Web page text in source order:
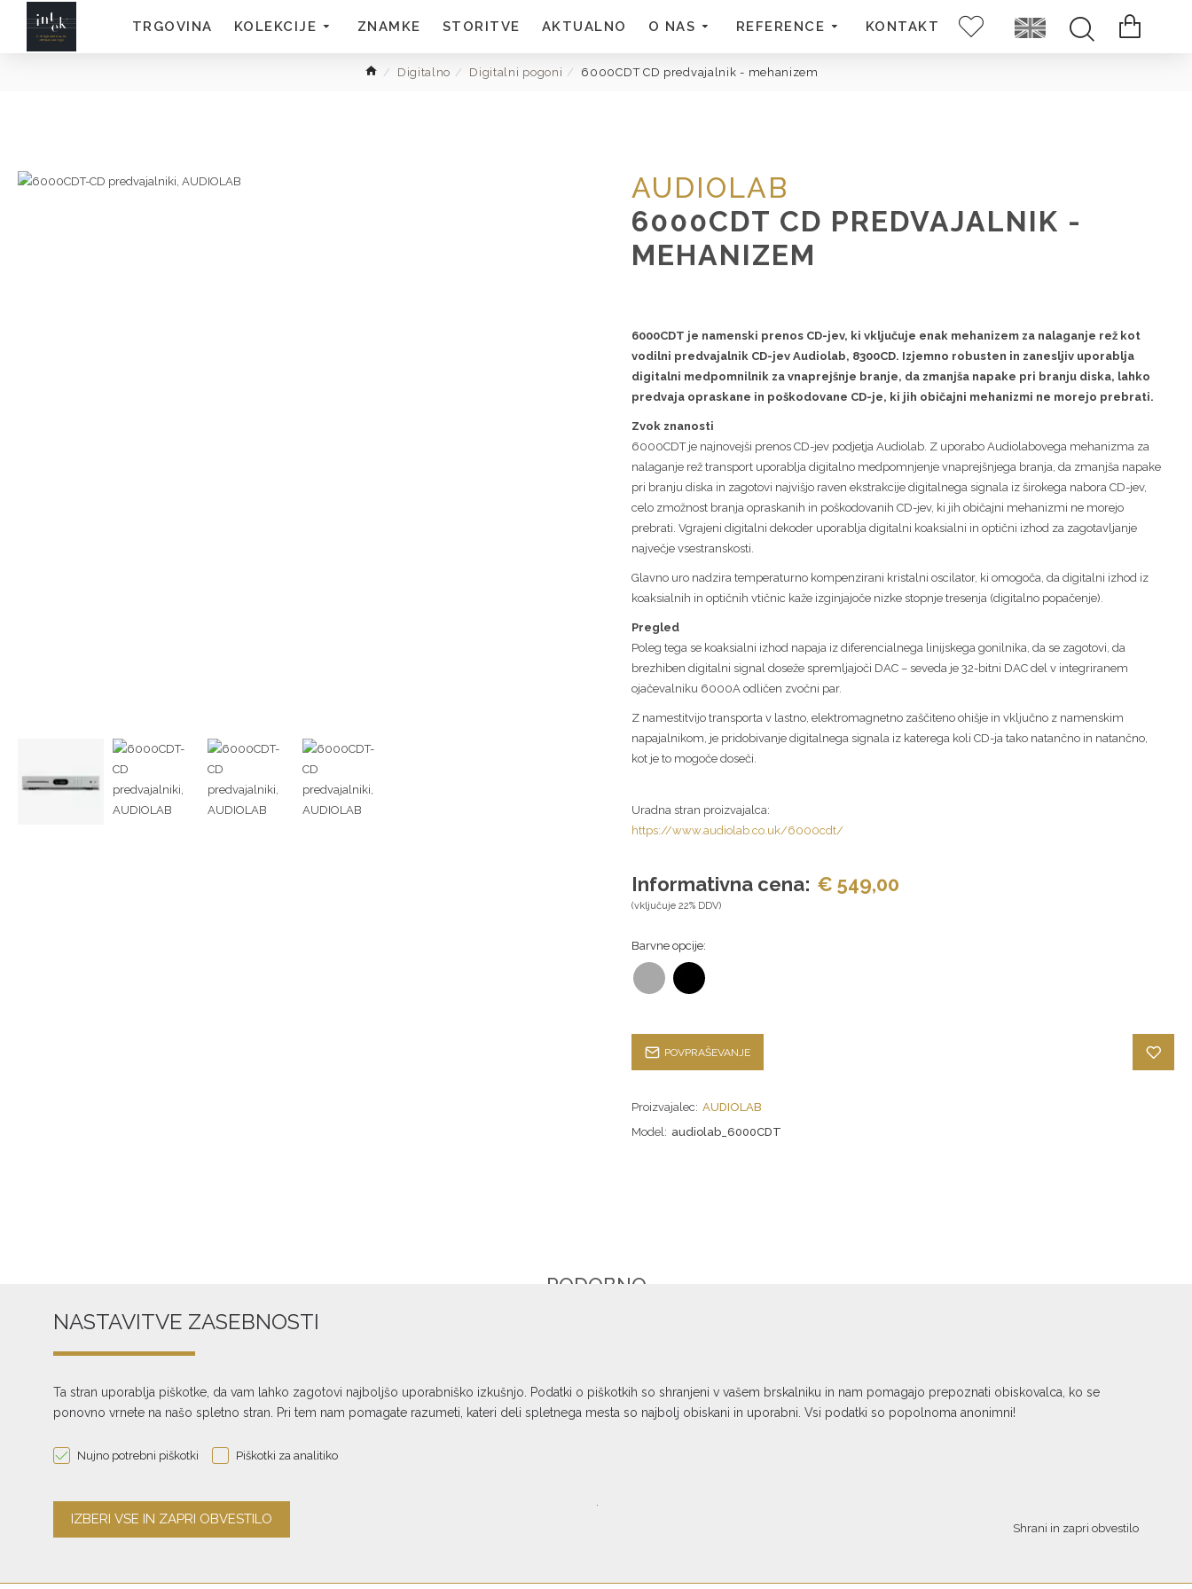
TRGOVINA KOLEKCIJE ZNAMKE STORITVE AKTUALNO O NAS REFERENCE KONTAKT
Digitalno Digitalni pogoni 6000CDT CD predvajalnik - mehanizem
AUDIOLAB
6000CDT CD PREDVAJALNIK -
MEHANIZEM
6000CDT je namenski prenos CD-jev, ki vključuje enak mehanizem za nalaganje rež kot
vodilni predvajalnik CD-jev Audiolab, 8300CD. Izjemno robusten in zanesljiv uporablja
digitalni medpomnilnik za vnaprejšnje branje, da zmanjša napake pri branju diska, lahko
predvaja opraskane in poškodovane CD-je, ki jih običajni mehanizmi ne morejo prebrati.
Zvok znanosti
6000CDT je najnovejši prenos CD-jev podjetja Audiolab. Z uporabo Audiolabovega mehanizma za
nalaganje rež transport uporablja digitalno medpomnjenje vnaprejšnjega branja, da zmanjša napake
pri branju diska in zagotovi najvišjo raven ekstrakcije digitalnega signala iz širokega nabora CD-jev,
celo zmožnost branja opraskanih in poškodovanih CD-jev, ki jih običajni mehanizmi ne morejo
prebrati. Vgrajeni digitalni dekoder uporablja digitalni koaksialni in optični izhod za zagotavljanje
največje vsestranskosti.
Glavno uro nadzira temperaturno kompenzirani kristalni oscilator, ki omogoča, da digitalni izhod iz
koaksialnih in optičnih vtičnic kaže izginjajoče nizke stopnje tresenja (digitalno popačenje).
Pregled
Poleg tega se koaksialni izhod napaja iz diferencialnega linijskega gonilnika, da se zagotovi, da
brezhiben digitalni signal doseže spremljajoči DAC – seveda je 32-bitni DAC del v integriranem
ojačevalniku 6000A odličen zvočni par.
Z namestitvijo transporta v lastno, elektromagnetno zaščiteno ohišje in vključno z namenskim
napajalnikom, je pridobivanje digitalnega signala iz katerega koli CD-ja tako natančno in natančno,
kot je to mogoče doseči.
Proizvajalec: AUDIOLAB
Model: audiolab_6000CDT
Uradna stran proizvajalca:
https://www.audiolab.co.uk/6000cdt/
Informativna cena: € 549,00
(vključuje 22% DDV)
Barvne opcije:
POVPRAŠEVANJE
PODOBNO
7000CDT CD predvajalnik / mehanizem
€ 649,00
9000CDT CD predvajalnik / mehanizem
€ 1.199,00
NASTAVITVE ZASEBNOSTI
Ta stran uporablja piškotke, da vam lahko zagotovi najboljšo uporabniško izkušnjo. Podatki o piškotkih so shranjeni v vašem brskalniku in nam pomagajo prepoznati obiskovalca, ko se
ponovno vrnete na našo spletno stran. Pri tem nam pomagate razumeti, kateri deli spletnega mesta so najbolj obiskani in uporabni. Vsi podatki so popolnoma anonimni!
Nujno potrebni piškotki Piškotki za analitiko
Shrani in zapri obvestilo
.